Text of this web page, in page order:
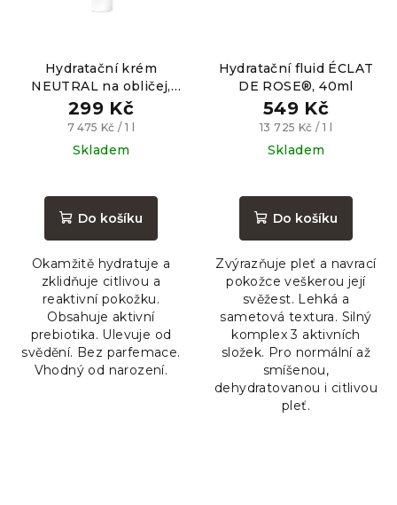
Hydratační krém
NEUTRAL na obličej,
40ml
299 Kč
Měrná
cena:
7 475 Kč / 1 l
Skladem
hodnocení
produktu
z
5
hvězdiček.
Do košíku
Okamžitě hydratuje a
zklidňuje citlivou a
reaktivní pokožku.
Obsahuje aktivní
prebiotika. Ulevuje od
svědění. Bez parfemace.
Vhodný od narození.
Hydratační fluid ÉCLAT
DE ROSE®, 40ml
549 Kč
Měrná
cena:
13 725 Kč / 1 l
Skladem
hodnocení
produktu
z
5
hvězdiček.
Do košíku
Zvýrazňuje pleť a navrací
pokožce veškerou její
svěžest. Lehká a
sametová textura. Silný
komplex 3 aktivních
složek. Pro normální až
smíšenou,
dehydratovanou i citlivou
pleť.